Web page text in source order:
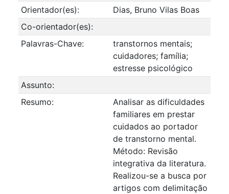
Orientador(es):
Dias, Bruno Vilas Boas
Co-orientador(es):
Palavras-Chave:
transtornos mentais;
cuidadores; família;
estresse psicológico
Assunto:
Resumo:
Analisar as dificuldades
familiares em prestar
cuidados ao portador
de transtorno mental.
Método: Revisão
integrativa da literatura.
Realizou-se a busca por
artigos com delimitação